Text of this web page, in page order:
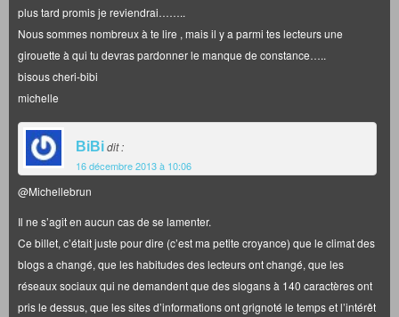
plus tard promis je reviendrai……..
Nous sommes nombreux à te lire , mais il y a parmi tes lecteurs une
girouette à qui tu devras pardonner le manque de constance…..
bisous cheri-bibi
michelle
BiBidit :
16 décembre 2013 à 10:06
@Michellebrun
Il ne s’agit en aucun cas de se lamenter.
Ce billet, c’était juste pour dire (c’est ma petite croyance) que le climat des
blogs a changé, que les habitudes des lecteurs ont changé, que les
réseaux sociaux qui ne demandent que des slogans à 140 caractères ont
pris le dessus, que les sites d’informations ont grignoté le temps et l’intérêt